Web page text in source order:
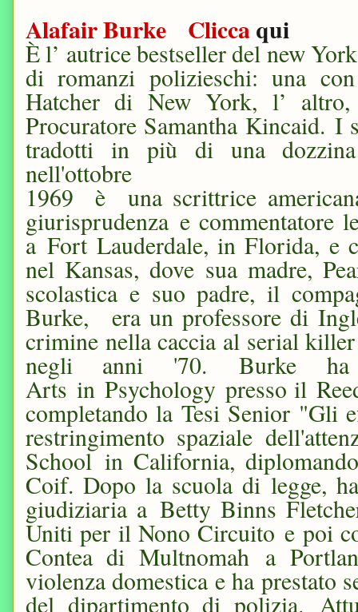
Alafair Burke Cliccaqui
È l’ autrice bestseller del new
di romanzi polizieschi: una
Hatcher di New York, l’ altro,
Procuratore Samantha Kincaid. I
tradotti in più di una
nell'ottobre
1969è una scrittrice
giurisprudenza e commentatore
a Fort Lauderdale, in Florida, e
nel Kansas, dove sua madre,
scolastica e suo padre, il
Burke, era un professore di
crimine nella caccia al serial
negli anni '70. Burke
Arts in Psychology presso il
completando la Tesi Senior "Gli
restringimento spaziale
School in California,
Coif. Dopo la scuola di legge,
giudiziaria a Betty Binns
Uniti per il Nono Circuito e poi
Contea di Multnomah a
violenza domestica e ha prestato
del dipartimento di polizia.